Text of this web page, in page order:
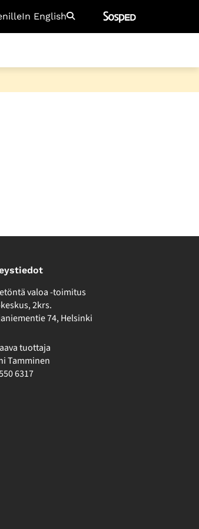
In English Etsi
valoa -toimitus
2krs.
74, Helsinki
tuottaja
Tamminen
6317